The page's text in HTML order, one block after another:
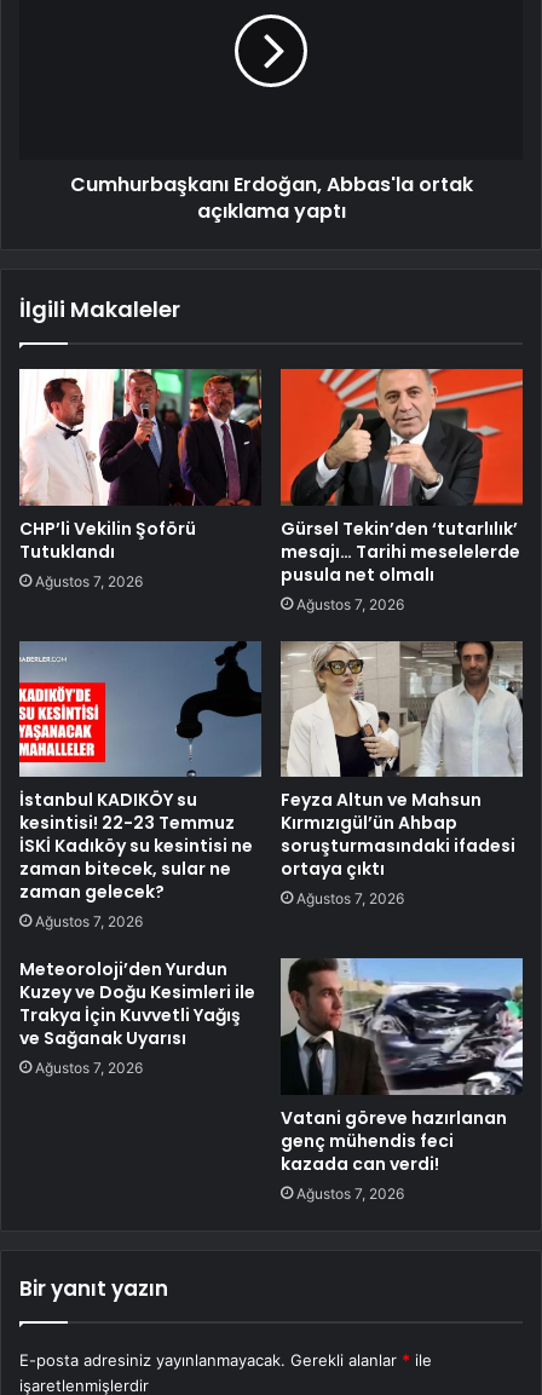
Cumhurbaşkanı Erdoğan, Abbas'la ortak
açıklama yaptı
İlgili Makaleler
CHP’li Vekilin Şoförü
Tutuklandı
Ağustos 7, 2026
Gürsel Tekin’den ‘tutarlılık’
mesajı… Tarihi meselelerde
pusula net olmalı
Ağustos 7, 2026
İstanbul KADIKÖY su
kesintisi! 22-23 Temmuz
İSKİ Kadıköy su kesintisi ne
zaman bitecek, sular ne
zaman gelecek?
Ağustos 7, 2026
Feyza Altun ve Mahsun
Kırmızıgül’ün Ahbap
soruşturmasındaki ifadesi
ortaya çıktı
Ağustos 7, 2026
Meteoroloji’den Yurdun
Kuzey ve Doğu Kesimleri ile
Trakya İçin Kuvvetli Yağış
ve Sağanak Uyarısı
Ağustos 7, 2026
Vatani göreve hazırlanan
genç mühendis feci
kazada can verdi!
Ağustos 7, 2026
Bir yanıt yazın
E-posta adresiniz yayınlanmayacak. Gerekli alanlar * ile
işaretlenmişlerdir